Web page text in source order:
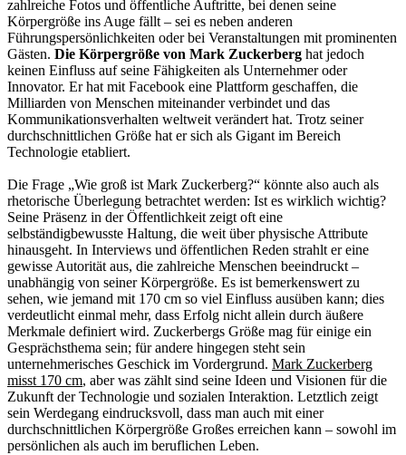
zahlreiche Fotos und öffentliche Auftritte, bei denen seine
Körpergröße ins Auge fällt – sei es neben anderen
Führungspersönlichkeiten oder bei Veranstaltungen mit prominenten
Gästen. Die Körpergröße von Mark Zuckerberg hat jedoch
keinen Einfluss auf seine Fähigkeiten als Unternehmer oder
Innovator. Er hat mit Facebook eine Plattform geschaffen, die
Milliarden von Menschen miteinander verbindet und das
Kommunikationsverhalten weltweit verändert hat. Trotz seiner
durchschnittlichen Größe hat er sich als Gigant im Bereich
Technologie etabliert.
Die Frage „Wie groß ist Mark Zuckerberg?“ könnte also auch als
rhetorische Überlegung betrachtet werden: Ist es wirklich wichtig?
Seine Präsenz in der Öffentlichkeit zeigt oft eine
selbständigbewusste Haltung, die weit über physische Attribute
hinausgeht. In Interviews und öffentlichen Reden strahlt er eine
gewisse Autorität aus, die zahlreiche Menschen beeindruckt –
unabhängig von seiner Körpergröße. Es ist bemerkenswert zu
sehen, wie jemand mit 170 cm so viel Einfluss ausüben kann; dies
verdeutlicht einmal mehr, dass Erfolg nicht allein durch äußere
Merkmale definiert wird. Zuckerbergs Größe mag für einige ein
Gesprächsthema sein; für andere hingegen steht sein
unternehmerisches Geschick im Vordergrund. Mark Zuckerberg
misst 170 cm, aber was zählt sind seine Ideen und Visionen für die
Zukunft der Technologie und sozialen Interaktion. Letztlich zeigt
sein Werdegang eindrucksvoll, dass man auch mit einer
durchschnittlichen Körpergröße Großes erreichen kann – sowohl im
persönlichen als auch im beruflichen Leben.